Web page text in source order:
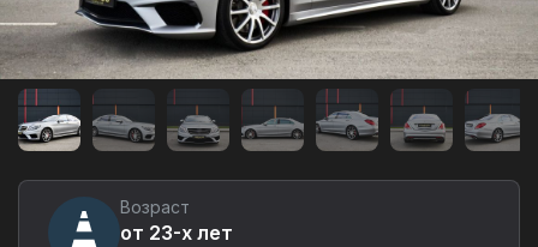
Аренда
автомобиля
Mercedes-
Benz
ЕкатеринбургеВозраст
от 23-х лет